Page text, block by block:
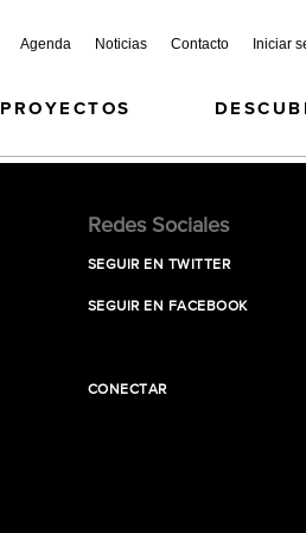
Agenda Noticias Contacto Iniciar
Redes Sociales
SEGUIR EN TWITTER
SEGUIR EN FACEBOOK
CONECTAR